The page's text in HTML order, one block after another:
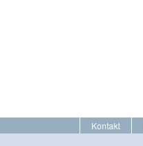
Kontakt